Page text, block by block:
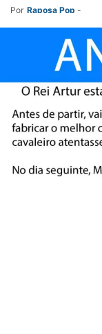
Por Raposa Pop -